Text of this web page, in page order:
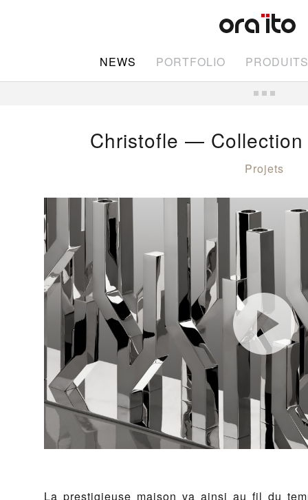
NEWS PORTFOLIO PRODUITS
Christofle — Collection
Projets
La prestigieuse maison va ainsi au fil du